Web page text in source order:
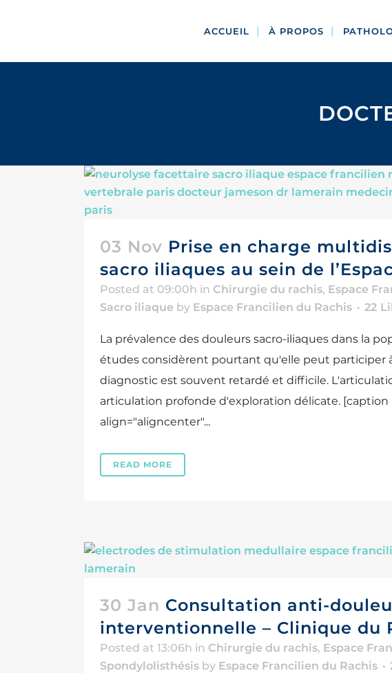
ACCUEIL À PROPOS
03 Nov Prise en charge
sacro iliaques au sein de
Posted at 09:00h in Chirurgie du rachis, Espace
Sacro iliaque by Espace Francilien du Rachis 22
La prévalence des douleurs sacro-iliaques dans la
études considèrent pourtant qu'elle peut participer à
diagnostic est souvent retardé et difficile.
articulation profonde d'exploration délicate. [caption
align="aligncenter"...
READ MORE
30 Jan Consultation anti-
interventionnelle – Clinique du
Posted at 13:06h in Chirurgie du rachis, Espace
Spondylolisthésis by Espace Francilien du Rachis